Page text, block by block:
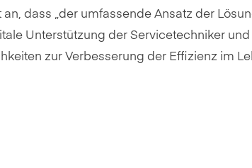
dass „der umfassende Ansatz der
Unterstützung der Servicetechniker
zur Verbesserung der Effizienz im